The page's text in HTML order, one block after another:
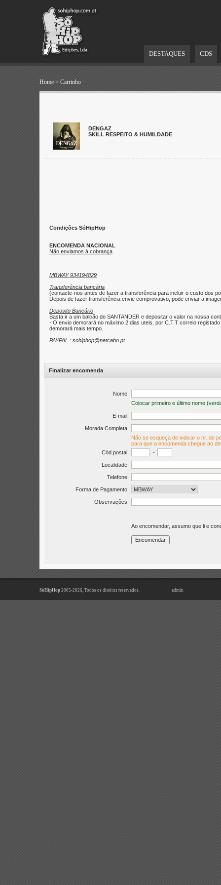
DESTAQUES CDS
Home > Carrinho
DENGAZ
SKILL RESPEITO & HUMILDADE
Condições SóHipHop
ENCOMENDA NACIONAL
Não enviamos à cobrança
MBWAY 934194829
Transferência bancária
(contacte-nos antes de fazer a transferência para incluir o custo dos
Depois de fazer transferência envie comprovativo, pode enviar a
Deposito Bancário
Basta ir a um balcão do SANTANDER e depositar o valor na nossa
- O envio demorará no máximo 2 dias uteis, por C.T.T correio
demorará mais tempo.
PAYPAL : sohiphop@netcabo.pt
Finalizar encomenda
Nome
Colocar primeiro e último nome
E-mail
Morada Completa
Não se esqueça de indicar o nr. de
para que a encomenda chegue ao
Cód.postal
-
Localidade
Telefone
Forma de Pagamento
Observações
Ao encomendar, assumo que li e
SóHipHop 2005-2026, Todos os direitos reservados. admin